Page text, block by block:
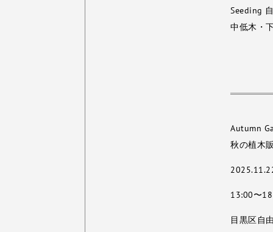
Seeding
中低木・
Autumn
秋の植木
13:00〜
目黒区自